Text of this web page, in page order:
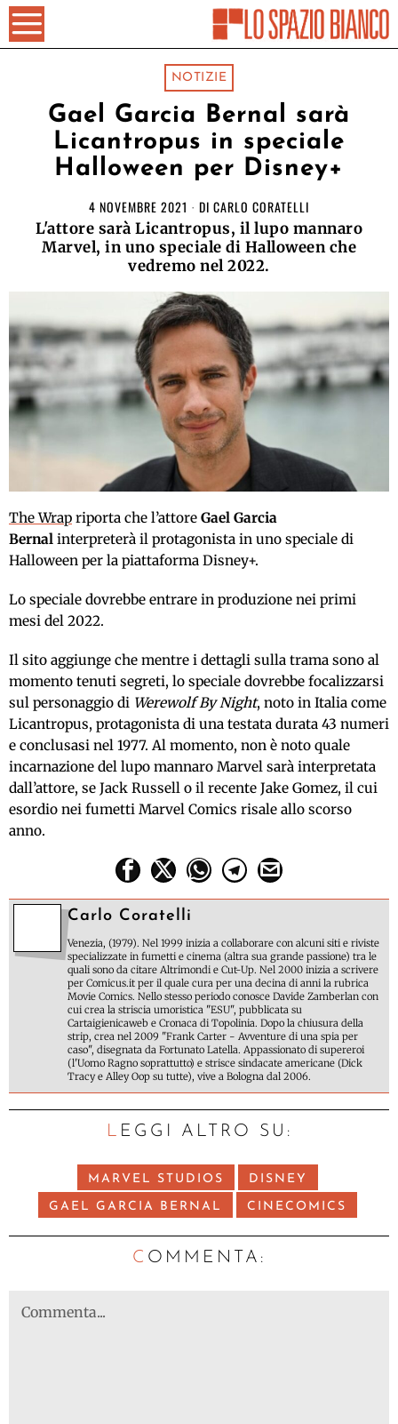
NOTIZIE
Gael Garcia Bernal sarà
Licantropus in speciale
Halloween per Disney+
4 NOVEMBRE 2021 DI CARLO CORATELLI
L'attore sarà Licantropus, il lupo mannaro
Marvel, in uno speciale di Halloween che
vedremo nel 2022.
The Wrap riporta che l’attore Gael Garcia
Bernal interpreterà il protagonista in uno speciale di
Halloween per la piattaforma Disney+.
Lo speciale dovrebbe entrare in produzione nei primi
mesi del 2022.
Il sito aggiunge che mentre i dettagli sulla trama sono al
momento tenuti segreti, lo speciale dovrebbe focalizzarsi
sul personaggio di Werewolf By Night, noto in Italia come
Licantropus, protagonista di una testata durata 43 numeri
e conclusasi nel 1977. Al momento, non è noto quale
incarnazione del lupo mannaro Marvel sarà interpretata
dall’attore, se Jack Russell o il recente Jake Gomez, il cui
esordio nei fumetti Marvel Comics risale allo scorso
anno.
Carlo Coratelli
Venezia, (1979). Nel 1999 inizia a collaborare con alcuni siti e riviste
specializzate in fumetti e cinema (altra sua grande passione) tra le
quali sono da citare Altrimondi e Cut-Up. Nel 2000 inizia a scrivere
per Comicus.it per il quale cura per una decina di anni la rubrica
Movie Comics. Nello stesso periodo conosce Davide Zamberlan con
cui crea la striscia umoristica "ESU", pubblicata su
Cartaigienicaweb e Cronaca di Topolinia. Dopo la chiusura della
strip, crea nel 2009 "Frank Carter - Avventure di una spia per
caso", disegnata da Fortunato Latella. Appassionato di supereroi
(l'Uomo Ragno soprattutto) e strisce sindacate americane (Dick
Tracy e Alley Oop su tutte), vive a Bologna dal 2006.
LEGGI ALTRO SU:
MARVEL STUDIOS DISNEY
GAEL GARCIA BERNAL CINECOMICS
C OMMENTA: